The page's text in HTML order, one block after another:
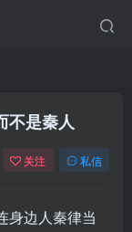
不是秦人
关注 私信
身边人秦律当